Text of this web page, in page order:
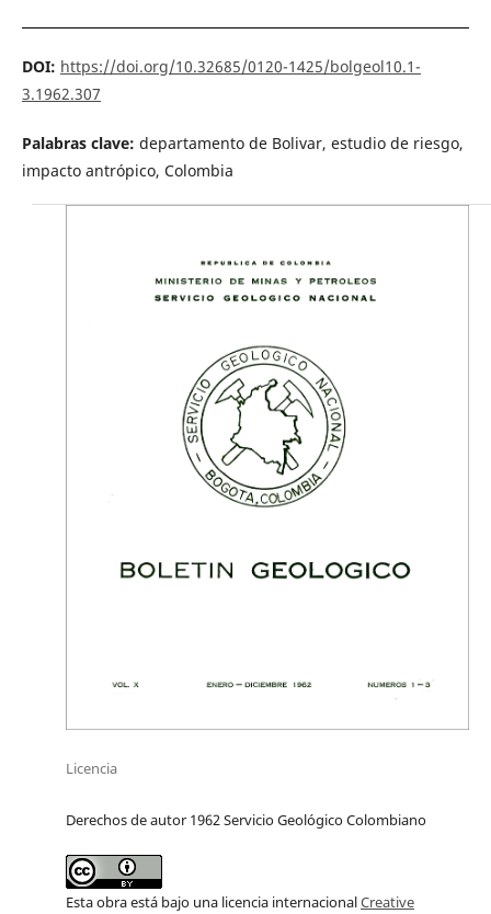
DOI: https://doi.org/10.32685/0120-1425/bolgeol10.1-
3.1962.307
Palabras clave: departamento de Bolivar, estudio de riesgo,
impacto antrópico, Colombia
Licencia
Derechos de autor 1962 Servicio Geológico Colombiano
Esta obra está bajo una licencia internacionalCreative